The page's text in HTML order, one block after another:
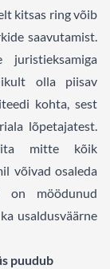
kitsas ring võib
saavutamist.
olla piisav
kohta, sest
lõpetajatest.
mitte kõik
võivad osaleda
on möödunud
usaldusväärne
puudub